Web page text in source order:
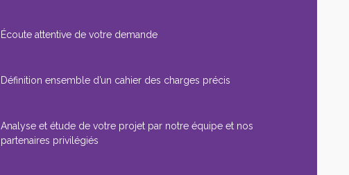
Écoute attentive de votre demande
Définition ensemble d’un cahier des charges précis
Analyse et étude de votre projet par notre équipe et nos
partenaires privilégiés